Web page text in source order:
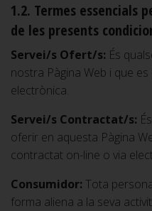
1.2. Termes essencials
de les presents
Servei/s Ofert/s: És
nostra Pàgina Web i que
electrònica.
Servei/s Contractat/s:
oferir en aquesta Pàgina
contractat on-line o via
Consumidor: Tota
forma aliena a la seva